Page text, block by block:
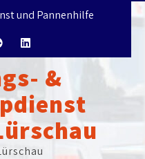
und Pannenhilfe
&